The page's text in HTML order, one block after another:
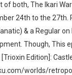
of both, The Ikari
24th to the 27th.
& a Regular
Though, This
Edition]:
worlds/